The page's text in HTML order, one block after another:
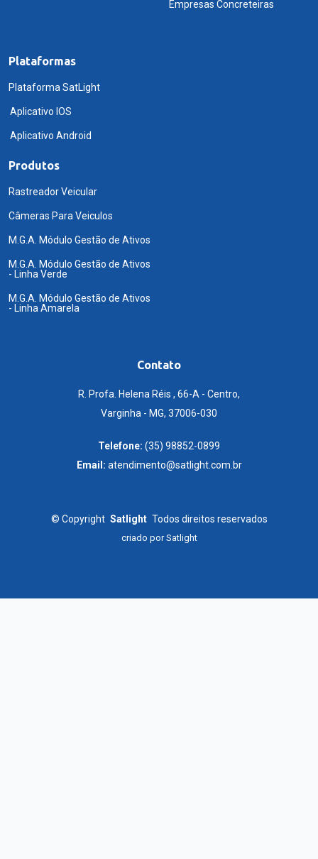
Empresas Concreteiras
Plataformas
Plataforma SatLight
Aplicativo IOS
Aplicativo Android
Produtos
Rastreador Veicular
Câmeras Para Veiculos
M.G.A. Módulo Gestão de Ativos
M.G.A. Módulo Gestão de Ativos
- Linha Verde
M.G.A. Módulo Gestão de Ativos
- Linha Amarela
Contato
R. Profa. Helena Réis , 66-A - Centro,
Varginha - MG, 37006-030
Telefone: (35) 98852-0899
Email: atendimento@satlight.com.br
© Copyright Satlight Todos direitos reservados
criado porSatlight